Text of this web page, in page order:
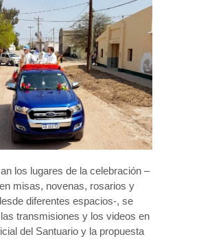
los lugares de la celebración –
misas, novenas, rosarios y
diferentes espacios-, se
transmisiones y los videos en
del Santuario y la propuesta